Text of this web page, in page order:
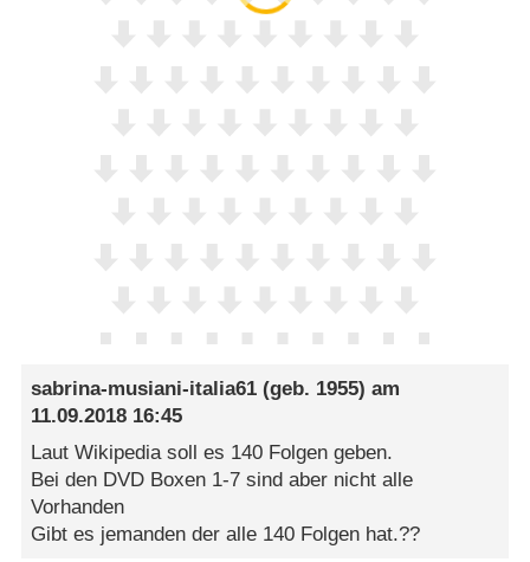
sabrina-musiani-italia61 (geb. 1955) am
11.09.2018 16:45
Laut Wikipedia soll es 140 Folgen geben.
Bei den DVD Boxen 1-7 sind aber nicht alle
Vorhanden
Gibt es jemanden der alle 140 Folgen hat.??